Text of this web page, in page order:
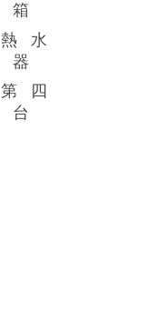
箱
熱
水
器
第
四
台